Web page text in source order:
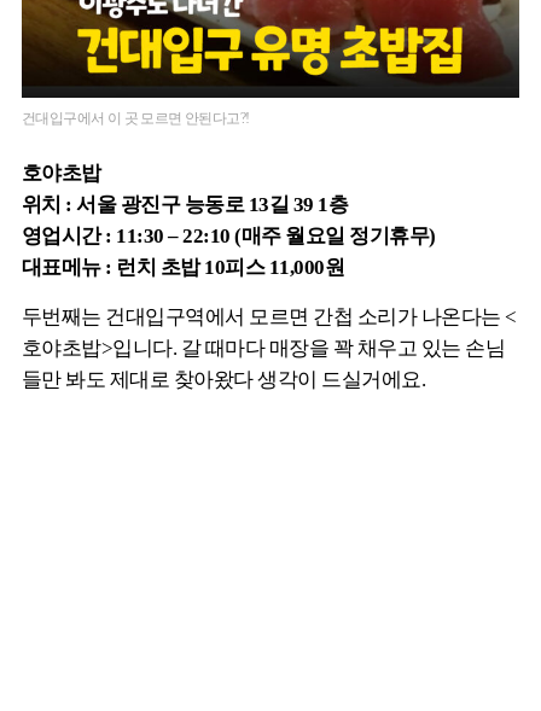
건대입구에서 이 곳 모르면 안된다고?!
호야초밥
위치 : 서울 광진구 능동로 13길 39 1층
영업시간 : 11:30 – 22:10 (매주 월요일 정기휴무)
대표메뉴 : 런치 초밥 10피스 11,000원
두번째는 건대입구역에서 모르면 간첩 소리가 나온다는 <
호야초밥>입니다. 갈 때마다 매장을 꽉 채우고 있는 손님
들만 봐도 제대로 찾아왔다 생각이 드실거에요.